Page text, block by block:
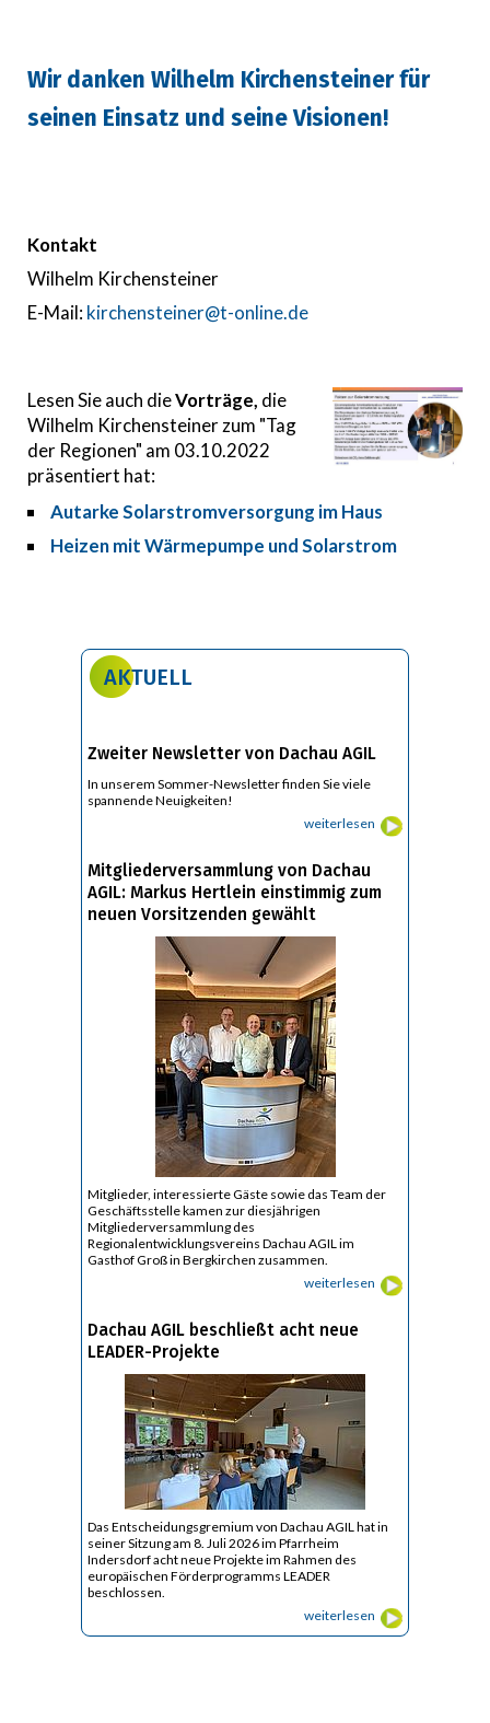
Wir danken Wilhelm Kirchensteiner für
seinen Einsatz und seine Visionen!
Kontakt
Wilhelm Kirchensteiner
E-Mail: kirchensteiner@t-online.de
Lesen Sie auch dieVorträge, die
Wilhelm Kirchensteiner zum "Tag
der Regionen" am 03.10.2022
präsentiert hat:
Autarke Solarstromversorgung im Haus
Heizen mit Wärmepumpe und Solarstrom
AKTUELL
Zweiter Newsletter von Dachau AGIL
In unserem Sommer-Newsletter finden Sie viele
spannende Neuigkeiten!
weiterlesen
Mitgliederversammlung von Dachau
AGIL: Markus Hertlein einstimmig zum
neuen Vorsitzenden gewählt
Mitglieder, interessierte Gäste sowie das Team der
Geschäftsstelle kamen zur diesjährigen
Mitgliederversammlung des
Regionalentwicklungsvereins Dachau AGIL im
Gasthof Groß in Bergkirchen zusammen.
weiterlesen
Dachau AGIL beschließt acht neue
LEADER-Projekte
Das Entscheidungsgremium von Dachau AGIL hat in
seiner Sitzung am 8. Juli 2026 im Pfarrheim
Indersdorf acht neue Projekte im Rahmen des
europäischen Förderprogramms LEADER
beschlossen.
weiterlesen